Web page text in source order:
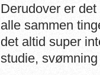
Derudover er
alle sammen
det altid super
studie,